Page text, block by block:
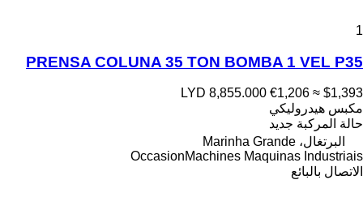
1
PRENSA COLUNA 35 TON BOMBA 1 VEL P35
LYD 8,855.000 €1,206 ≈ $1,393
مكبس هيدروليكي
حالة المركبة جديد
البرتغال، Marinha Grande
OccasionMachines Maquinas Industriais
الاتصال بالبائع